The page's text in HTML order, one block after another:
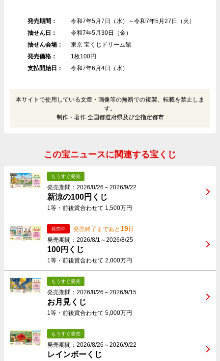
発売期間：
令和7年5月7日（水）～令和7年5月27日（火）
抽せん日：
令和7年5月30日（金）
抽せん会場：
東京 宝くじドリーム館
発売価格：
1枚100円
支払開始日：
令和7年6月4日（水）
本サイトで使用している文章・画像等の無断での複製、転載を禁止しま
す。
制作・著作 全国都道府県及び全指定都市
この宝ニュースに関連する宝くじ
もうすぐ発売
発売期間：2026/8/26～2026/9/22
新涼の100円くじ
1等・前後賞合わせて 1,500万円
発売中 発売終了まであと19日
発売期間：2026/8/1～2026/8/25
100円くじ
1等・前後賞合わせて 2,000万円
もうすぐ発売
発売期間：2026/8/26～2026/9/15
お月見くじ
1等・前後賞合わせて 5,000万円
もうすぐ発売
発売期間：2026/8/26～2026/9/22
レインボーくじ